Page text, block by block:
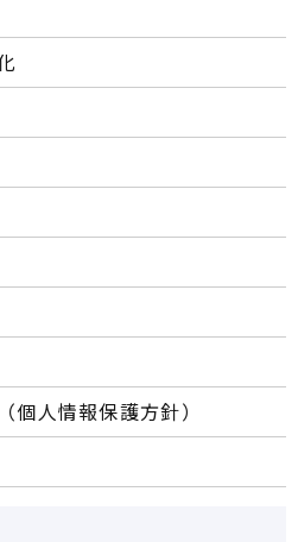
個人情報保護方針）